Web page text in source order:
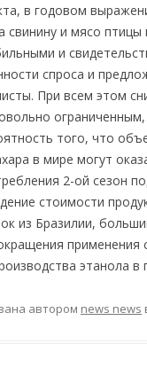
в годовом
свинину и мясо
и
спроса и
При всем этом
ограниченным,
того, что
в мире могут
2-ой сезон
стоимости
из Бразилии,
применения
этанола в
автором news news